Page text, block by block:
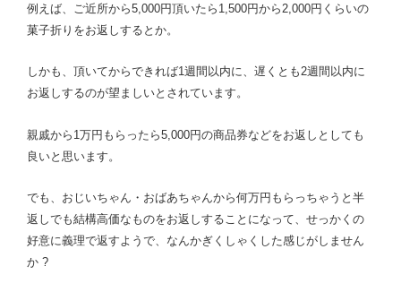
例えば、ご近所から5,000円頂いたら1,500円から2,000円くらいの
菓子折りをお返しするとか。
しかも、頂いてからできれば1週間以内に、遅くとも2週間以内に
お返しするのが望ましいとされています。
親戚から1万円もらったら5,000円の商品券などをお返しとしても
良いと思います。
でも、おじいちゃん・おばあちゃんから何万円もらっちゃうと半
返しでも結構高価なものをお返しすることになって、せっかくの
好意に義理で返すようで、なんかぎくしゃくした感じがしません
か ?